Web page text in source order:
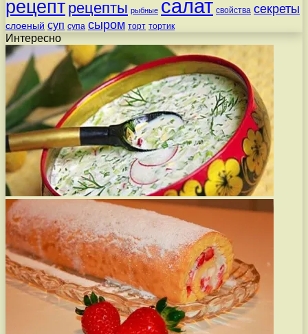
рецепт рецепты рыбные салат свойства секреты
слоеный суп супа сыром торт тортик
Интересно